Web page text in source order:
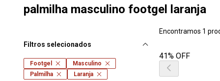
palmilha masculino footgel laranja
Filtros selecionados
Footgel
Masculino
Palmilha
Laranja
Encontramos 1
41% OFF